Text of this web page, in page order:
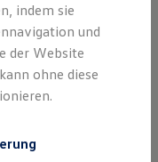
indem sie
und
der Website
ohne diese